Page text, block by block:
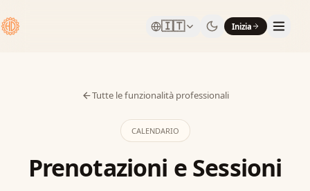
🇮🇹 Inizia
Tutte le funzionalità professionali
CALENDARIO
Prenotazioni e Sessioni